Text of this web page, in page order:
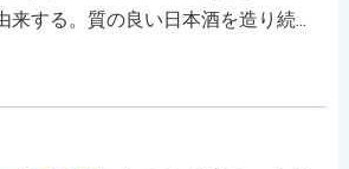
来する。質の良い日本酒を造り続...